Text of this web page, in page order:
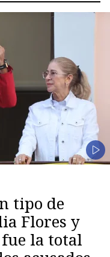
tipo de
Flores y
la total